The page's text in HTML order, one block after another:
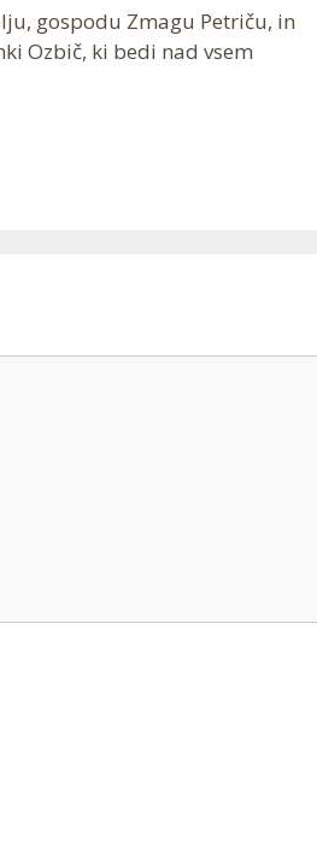
gospodu Zmagu Petriču, in
Ozbič, ki bedi nad vsem